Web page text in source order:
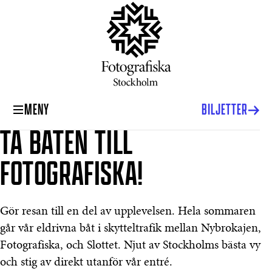
MENY BILJETTER
Fotografiska Stockholm | The Contemporary Museum of
TA BÅTEN TILL
FOTOGRAFISKA!
Gör resan till en del av upplevelsen. Hela sommaren
går vår eldrivna båt i skytteltrafik mellan Nybrokajen,
Fotografiska, och Slottet. Njut av Stockholms bästa vy
och stig av direkt utanför vår entré.